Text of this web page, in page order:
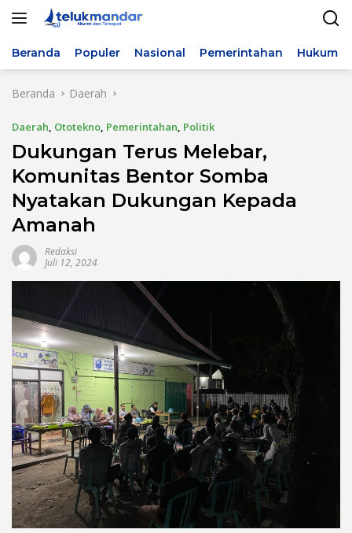
Beranda Populer Nasional Pemerintahan Hukum
Beranda Daerah
Daerah, Ototekno, Pemerintahan, Politik
Dukungan Terus Melebar,
Komunitas Bentor Somba
Nyatakan Dukungan Kepada
Amanah
Redaksi
Juli 12, 2024